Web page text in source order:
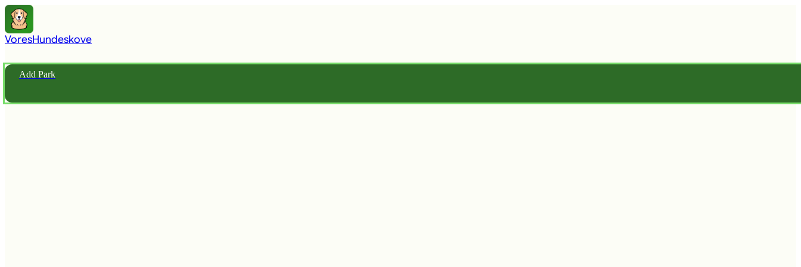
VoresHundeskove
Add Park